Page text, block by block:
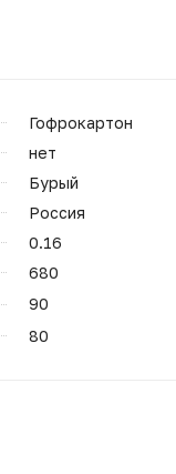
Гофрокартон
нет
Бурый
Россия
0.16
680
90
80